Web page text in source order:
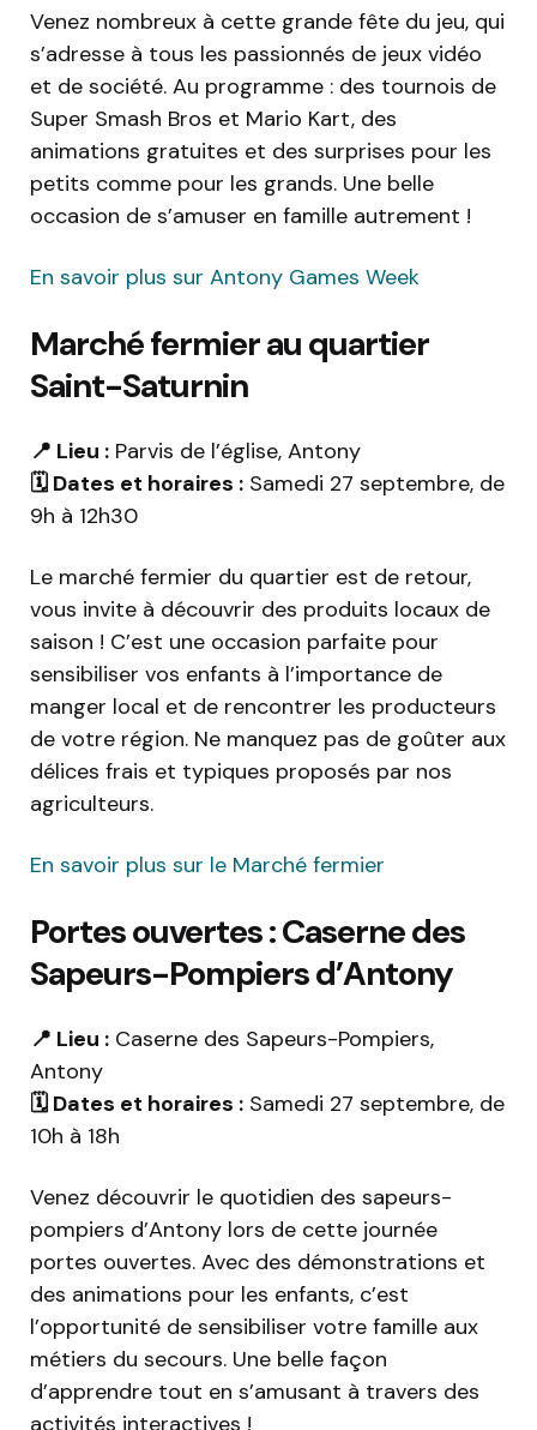
Venez nombreux à cette grande fête du jeu, qui
s’adresse à tous les passionnés de jeux vidéo
et de société. Au programme : des tournois de
Super Smash Bros et Mario Kart, des
animations gratuites et des surprises pour les
petits comme pour les grands. Une belle
occasion de s’amuser en famille autrement !
En savoir plus sur Antony Games Week
Marché fermier au quartier
Saint-Saturnin
📍 Lieu : Parvis de l’église, Antony
🗓️ Dates et horaires : Samedi 27 septembre, de
9h à 12h30
Le marché fermier du quartier est de retour,
vous invite à découvrir des produits locaux de
saison ! C’est une occasion parfaite pour
sensibiliser vos enfants à l’importance de
manger local et de rencontrer les producteurs
de votre région. Ne manquez pas de goûter aux
délices frais et typiques proposés par nos
agriculteurs.
En savoir plus sur le Marché fermier
Portes ouvertes : Caserne des
Sapeurs-Pompiers d’Antony
📍 Lieu : Caserne des Sapeurs-Pompiers,
Antony
🗓️ Dates et horaires : Samedi 27 septembre, de
10h à 18h
Venez découvrir le quotidien des sapeurs-
pompiers d’Antony lors de cette journée
portes ouvertes. Avec des démonstrations et
des animations pour les enfants, c’est
l’opportunité de sensibiliser votre famille aux
métiers du secours. Une belle façon
d’apprendre tout en s’amusant à travers des